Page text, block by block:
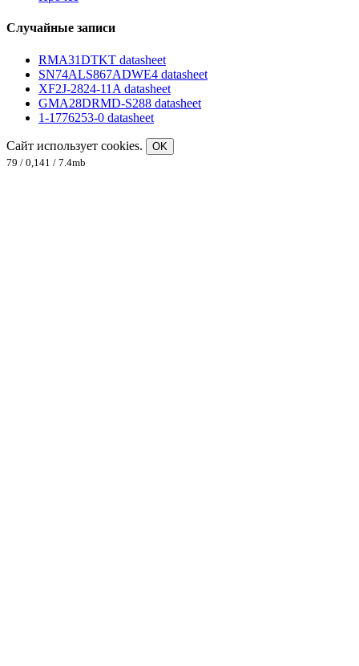
Случайные записи
RMA31DTKT datasheet
SN74ALS867ADWE4 datasheet
XF2J-2824-11A datasheet
GMA28DRMD-S288 datasheet
1-1776253-0 datasheet
Сайт использует cookies.
OK
79 / 0,141 / 7.4mb